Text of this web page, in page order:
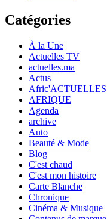
Catégories
À la Une
Actuelles TV
actuelles.ma
Actus
Afric'ACTUELLES
AFRIQUE
Agenda
archive
Auto
Beauté & Mode
Blog
C'est chaud
C'est mon histoire
Carte Blanche
Chronique
Cinéma & Musique